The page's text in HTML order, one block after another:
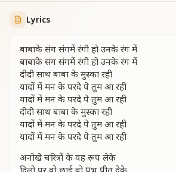
Lyrics
बाबाके संग संगमें रंगी हो उनके रंग में
बाबाके संग संगमें रंगी हो उनके रंग में
दीदी साथ बाबा के मुस्का रही
यादों में मन के परदे पे तुम आ रही
यादों में मन के परदे पे तुम आ रही
दीदी साथ बाबा के मुस्का रही
यादों में मन के परदे पे तुम आ रही
यादों में मन के परदे पे तुम आ रही
अनोखे चरित्रों के वह रूप लेके
दिलो पर वो छाई वो प्रभु प्रीत देके